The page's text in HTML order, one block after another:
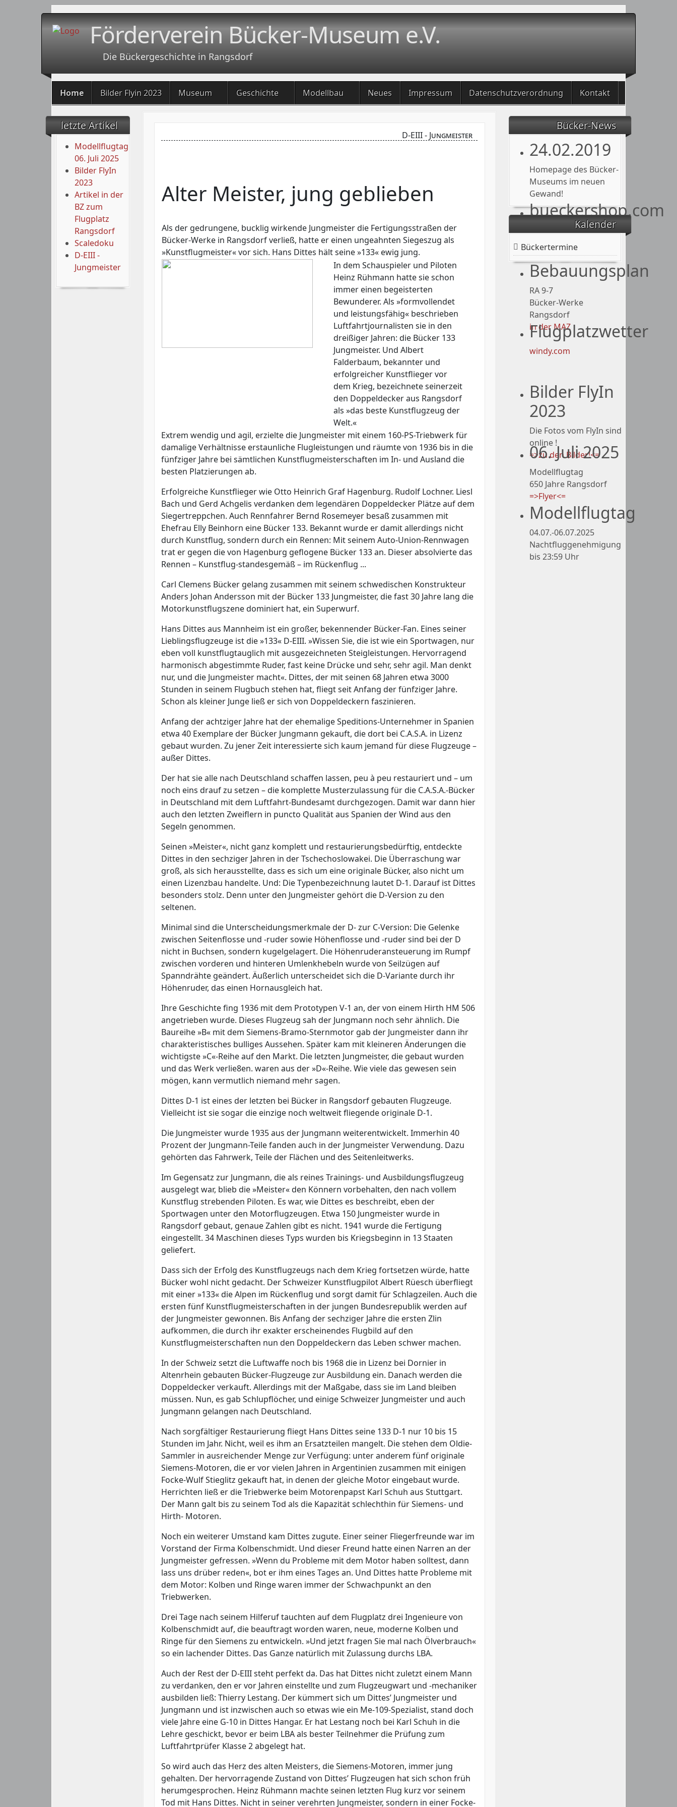
Förderverein Bücker-Museum e.V.
Die Bückergeschichte in Rangsdorf
Home Bilder Flyin 2023 Museum Geschichte Modellbau Neues Impressum Datenschutzverordnung Kontakt
letzte Artikel
Modellflugtag
06. Juli 2025
Bilder FlyIn
2023
Artikel in der
BZ zum
Flugplatz
Rangsdorf
Scaledoku
D-EIII -
Jungmeister
Bücker-News
24.02.2019
Homepage des Bücker-
Museums im neuen
Gewand!
bueckershop.com
Besuchen Sie auch
unseren
=>Bücker-Shop !<=
Bebauungsplan
RA 9-7
Bücker-Werke
Rangsdorf
in der MAZ
Flugplatzwetter
windy.com
Bilder FlyIn
2023
Die Fotos vom FlyIn sind
online !
=>zu den Bilder!<=
06. Juli 2025
Modellflugtag
650 Jahre Rangsdorf
=>Flyer<=
Modellflugtag
04.07.-06.07.2025
Nachtfluggenehmigung
bis 23:59 Uhr
Kalender
Bückertermine
D-EIII - Jungmeister
Alter Meister, jung geblieben
Als der gedrungene, bucklig wirkende Jungmeister die Fertigungsstraßen der
Bücker-Werke in Rangsdorf verließ, hatte er einen ungeahnten Siegeszug als
»Kunstflugmeister« vor sich. Hans Dittes hält seine »133« ewig jung.
In dem Schauspieler und Piloten
Heinz Rühmann hatte sie schon
immer einen begeisterten
Bewunderer. Als »formvollendet
und leistungsfähig« beschrieben
Luftfahrtjournalisten sie in den
dreißiger Jahren: die Bücker 133
Jungmeister. Und Albert
Falderbaum, bekannter und
erfolgreicher Kunstflieger vor
dem Krieg, bezeichnete seinerzeit
den Doppeldecker aus Rangsdorf
als »das beste Kunstflugzeug der
Welt.«
Extrem wendig und agil, erzielte die Jungmeister mit einem 160-PS-Triebwerk für
damalige Verhältnisse erstaunliche Flugleistungen und räumte von 1936 bis in die
fünfziger Jahre bei sämtlichen Kunstflugmeisterschaften im In- und Ausland die
besten Platzierungen ab.
Erfolgreiche Kunstflieger wie Otto Heinrich Graf Hagenburg. Rudolf Lochner. Liesl
Bach und Gerd Achgelis verdanken dem legendären Doppeldecker Plätze auf dem
Siegertreppchen. Auch Rennfahrer Bernd Rosemeyer besaß zusammen mit
Ehefrau Elly Beinhorn eine Bücker 133. Bekannt wurde er damit allerdings nicht
durch Kunstflug, sondern durch ein Rennen: Mit seinem Auto-Union-Rennwagen
trat er gegen die von Hagenburg geflogene Bücker 133 an. Dieser absolvierte das
Rennen – Kunstflug-standesgemäß – im Rückenflug ...
Carl Clemens Bücker gelang zusammen mit seinem schwedischen Konstrukteur
Anders Johan Andersson mit der Bücker 133 Jungmeister, die fast 30 Jahre lang die
Motorkunstflugszene dominiert hat, ein Superwurf.
Hans Dittes aus Mannheim ist ein großer, bekennender Bücker-Fan. Eines seiner
Lieblingsflugzeuge ist die »133« D-EIII. »Wissen Sie, die ist wie ein Sportwagen, nur
eben voll kunstflugtauglich mit ausgezeichneten Steigleistungen. Hervorragend
harmonisch abgestimmte Ruder, fast keine Drücke und sehr, sehr agil. Man denkt
nur, und die Jungmeister macht«. Dittes, der mit seinen 68 Jahren etwa 3000
Stunden in seinem Flugbuch stehen hat, fliegt seit Anfang der fünfziger Jahre.
Schon als kleiner Junge ließ er sich von Doppeldeckern faszinieren.
Anfang der achtziger Jahre hat der ehemalige Speditions-Unternehmer in Spanien
etwa 40 Exemplare der Bücker Jungmann gekauft, die dort bei C.A.S.A. in Lizenz
gebaut wurden. Zu jener Zeit interessierte sich kaum jemand für diese Flugzeuge –
außer Dittes.
Der hat sie alle nach Deutschland schaffen lassen, peu à peu restauriert und – um
noch eins drauf zu setzen – die komplette Musterzulassung für die C.A.S.A.-Bücker
in Deutschland mit dem Luftfahrt-Bundesamt durchgezogen. Damit war dann hier
auch den letzten Zweiflern in puncto Qualität aus Spanien der Wind aus den
Segeln genommen.
Seinen »Meister«, nicht ganz komplett und restaurierungsbedürftig, entdeckte
Dittes in den sechziger Jahren in der Tschechoslowakei. Die Überraschung war
groß, als sich herausstellte, dass es sich um eine originale Bücker, also nicht um
einen Lizenzbau handelte. Und: Die Typenbezeichnung lautet D-1. Darauf ist Dittes
besonders stolz. Denn unter den Jungmeister gehört die D-Version zu den
seltenen.
Minimal sind die Unterscheidungsmerkmale der D- zur C-Version: Die Gelenke
zwischen Seitenflosse und -ruder sowie Höhenflosse und -ruder sind bei der D
nicht in Buchsen, sondern kugelgelagert. Die Höhenruderansteuerung im Rumpf
zwischen vorderen und hinteren Umlenkhebeln wurde von Seilzügen auf
Spanndrähte geändert. Äußerlich unterscheidet sich die D-Variante durch ihr
Höhenruder, das einen Hornausgleich hat.
Ihre Geschichte fing 1936 mit dem Prototypen V-1 an, der von einem Hirth HM 506
angetrieben wurde. Dieses Flugzeug sah der Jungmann noch sehr ähnlich. Die
Baureihe »B« mit dem Siemens-Bramo-Sternmotor gab der Jungmeister dann ihr
charakteristisches bulliges Aussehen. Später kam mit kleineren Änderungen die
wichtigste »C«-Reihe auf den Markt. Die letzten Jungmeister, die gebaut wurden
und das Werk verlie8en. waren aus der »D«-Reihe. Wie viele das gewesen sein
mögen, kann vermutlich niemand mehr sagen.
Dittes D-1 ist eines der letzten bei Bücker in Rangsdorf gebauten Flugzeuge.
Vielleicht ist sie sogar die einzige noch weltweit fliegende originale D-1.
Die Jungmeister wurde 1935 aus der Jungmann weiterentwickelt. Immerhin 40
Prozent der Jungmann-Teile fanden auch in der Jungmeister Verwendung. Dazu
gehörten das Fahrwerk, Teile der Flächen und des Seitenleitwerks.
Im Gegensatz zur Jungmann, die als reines Trainings- und Ausbildungsflugzeug
ausgelegt war, blieb die »Meister« den Könnern vorbehalten, den nach vollem
Kunstflug strebenden Piloten. Es war, wie Dittes es beschreibt, eben der
Sportwagen unter den Motorflugzeugen. Etwa 150 Jungmeister wurde in
Rangsdorf gebaut, genaue Zahlen gibt es nicht. 1941 wurde die Fertigung
eingestellt. 34 Maschinen dieses Typs wurden bis Kriegsbeginn in 13 Staaten
geliefert.
Dass sich der Erfolg des Kunstflugzeugs nach dem Krieg fortsetzen würde, hatte
Bücker wohl nicht gedacht. Der Schweizer Kunstflugpilot Albert Rüesch überfliegt
mit einer »133« die Alpen im Rückenflug und sorgt damit für Schlagzeilen. Auch die
ersten fünf Kunstflugmeisterschaften in der jungen Bundesrepublik werden auf
der Jungmeister gewonnen. Bis Anfang der sechziger Jahre die ersten Zlin
aufkommen, die durch ihr exakter erscheinendes Flugbild auf den
Kunstflugmeisterschaften nun den Doppeldeckern das Leben schwer machen.
In der Schweiz setzt die Luftwaffe noch bis 1968 die in Lizenz bei Dornier in
Altenrhein gebauten Bücker-Flugzeuge zur Ausbildung ein. Danach werden die
Doppeldecker verkauft. Allerdings mit der Maßgabe, dass sie im Land bleiben
müssen. Nun, es gab Schlupflöcher, und einige Schweizer Jungmeister und auch
Jungmann gelangen nach Deutschland.
Nach sorgfältiger Restaurierung fliegt Hans Dittes seine 133 D-1 nur 10 bis 15
Stunden im Jahr. Nicht, weil es ihm an Ersatzteilen mangelt. Die stehen dem Oldie-
Sammler in ausreichender Menge zur Verfügung: unter anderem fünf originale
Siemens-Motoren, die er vor vielen Jahren in Argentinien zusammen mit einigen
Focke-Wulf Stieglitz gekauft hat, in denen der gleiche Motor eingebaut wurde.
Herrichten ließ er die Triebwerke beim Motorenpapst Karl Schuh aus Stuttgart.
Der Mann galt bis zu seinem Tod als die Kapazität schlechthin für Siemens- und
Hirth- Motoren.
Noch ein weiterer Umstand kam Dittes zugute. Einer seiner Fliegerfreunde war im
Vorstand der Firma Kolbenschmidt. Und dieser Freund hatte einen Narren an der
Jungmeister gefressen. »Wenn du Probleme mit dem Motor haben solltest, dann
lass uns drüber reden«, bot er ihm eines Tages an. Und Dittes hatte Probleme mit
dem Motor: Kolben und Ringe waren immer der Schwachpunkt an den
Triebwerken.
Drei Tage nach seinem Hilferuf tauchten auf dem Flugplatz drei Ingenieure von
Kolbenschmidt auf, die beauftragt worden waren, neue, moderne Kolben und
Ringe für den Siemens zu entwickeln. »Und jetzt fragen Sie mal nach Ölverbrauch«
so ein lachender Dittes. Das Ganze natürlich mit Zulassung durchs LBA.
Auch der Rest der D-EIII steht perfekt da. Das hat Dittes nicht zuletzt einem Mann
zu verdanken, den er vor Jahren einstellte und zum Flugzeugwart und -mechaniker
ausbilden ließ: Thierry Lestang. Der kümmert sich um Dittes’ Jungmeister und
Jungmann und ist inzwischen auch so etwas wie ein Me-109-Spezialist, stand doch
viele Jahre eine G-10 in Dittes Hangar. Er hat Lestang noch bei Karl Schuh in die
Lehre geschickt, bevor er beim LBA als bester Teilnehmer die Prüfung zum
Luftfahrtprüfer Klasse 2 abgelegt hat.
So wird auch das Herz des alten Meisters, die Siemens-Motoren, immer jung
gehalten. Der hervorragende Zustand von Dittes’ Flugzeugen hat sich schon früh
herumgesprochen. Heinz Rühmann machte seinen letzten Flug kurz vor seinem
Tod mit Hans Dittes. Nicht in seiner verehrten Jungmeister, sondern in einer Focke-